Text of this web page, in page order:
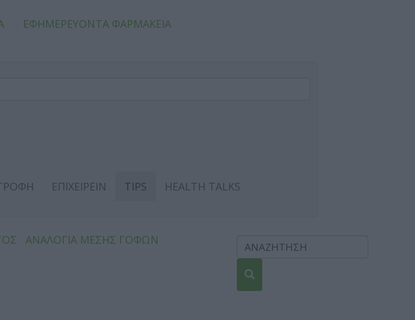
ΕΦΗΜΕΡΕΥΟΝΤΑ ΦΑΡΜΑΚΕΙΑ
ΕΠΙΧΕΙΡΕΙΝ TIPS
HEALTH TALKS
ΑΝΑΛΟΓΙΑ ΜΕΣΗΣ ΓΟΦΩΝ